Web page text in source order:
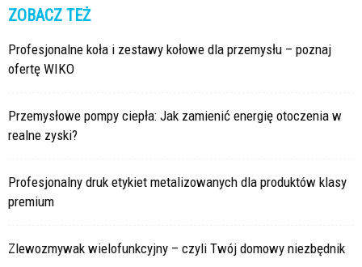
ZOBACZ TEŻ
Profesjonalne koła i zestawy kołowe dla przemysłu – poznaj
ofertę WIKO
Przemysłowe pompy ciepła: Jak zamienić energię otoczenia w
realne zyski?
Profesjonalny druk etykiet metalizowanych dla produktów klasy
premium
Zlewozmywak wielofunkcyjny – czyli Twój domowy niezbędnik